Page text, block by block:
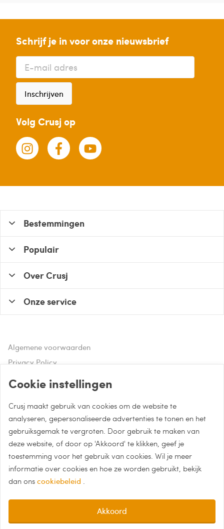
Filters
Schrijf je in voor onze nieuwsbrief
Inschrijven
Volg Crusj op
Hulp of advies nodig?
Bel naar 085 - 0043 015
Whatsapp met Crusj
info@crusj.com
Bestemmingen
Populair
Over Crusj
Onze service
Algemene voorwaarden
Privacy Policy
Cookie instellingen
Crusj maakt gebruik van cookies om de website te
analyseren, gepersonaliseerde advertenties te tonen en het
gebruiksgemak te vergroten. Door gebruik te maken van
deze website, of door op 'Akkoord' te klikken, geef je
toestemming voor het gebruik van cookies. Wil je meer
informatie over cookies en hoe ze worden gebruikt, bekijk
dan ons cookiebeleid .
Akkoord